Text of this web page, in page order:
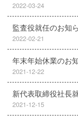
2022-03-24
監査役就任のお知
2022-02-21
年末年始休業のお
2021-12-22
新代表取締役社長
2021-12-15